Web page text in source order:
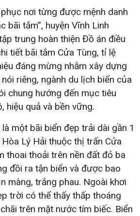
nơi từng được mệnh danh
bãi tắm”, huyện Vĩnh Linh
trung hoàn thiện Đồ án điều
tiết bãi tắm Cửa Tùng, tỉ lệ
đáng mừng nhằm xây dựng
riêng, ngành du lịch biển của
chung hướng đến mục tiêu
hiệu quả và bền vững.
một bãi biển đẹp trải dài gần 1
Lý Hải thuộc thị trấn Cửa
thoai thoải trên nền đất đỏ ba
đồi ra tận biển và được bao
màng, trắng phau. Ngoài khơi
trời có thể thấy thấp thoáng
trên mặt nước tím biếc. Biển